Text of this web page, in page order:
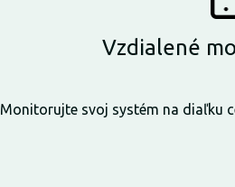
Vzdialené
Monitorujte svoj systém na diaľku